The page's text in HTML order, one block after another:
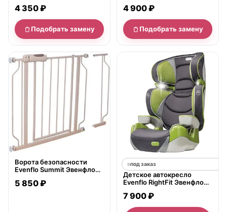
4 350 ₽
Подобрать замену
4 900 ₽
Подобрать замену
нет в продаже
Ворота безопасности
Evenflo Summit Эвенфло
5 850 ₽
под заказ
Детское автокресло
Evenflo RightFit Эвенфло
7 900 ₽